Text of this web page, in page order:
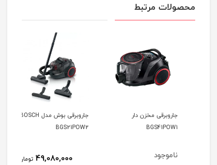
محصولات مرتبط
جاروبرقی مخزن دار
BGS41POW1
ناموجود
جاروبرقی بوش مدل BOSCH
BGS21POW2
49,080,000 تومان